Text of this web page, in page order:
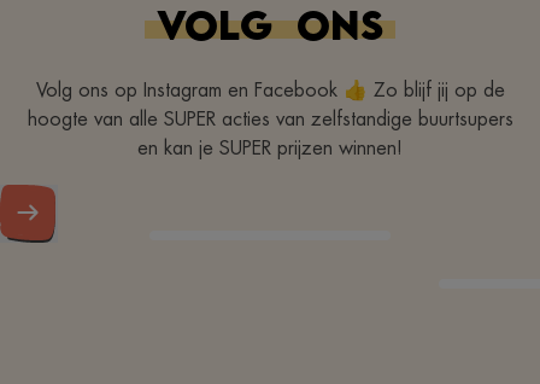
VOLG ONS
Volg ons op Instagram en Facebook 👍 Zo blijf jij op de
hoogte van alle SUPER acties van zelfstandige buurtsupers
en kan je SUPER prijzen winnen!